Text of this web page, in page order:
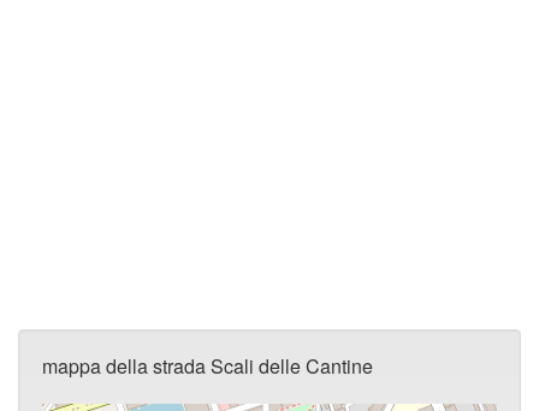
mappa della strada Scali delle Cantine